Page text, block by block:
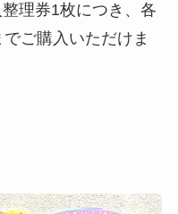
理券1枚につき、各
ご購入いただけま